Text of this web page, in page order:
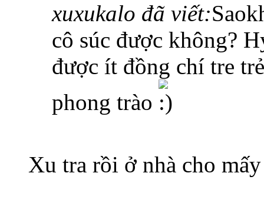
xuxukalo đã viết:
cô súc được không?
được ít đồng chí tre
phong trào
Xu tra rồi ở nhà cho